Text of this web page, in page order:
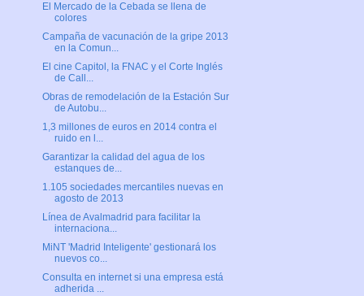
El Mercado de la Cebada se llena de
colores
Campaña de vacunación de la gripe 2013
en la Comun...
El cine Capitol, la FNAC y el Corte Inglés
de Call...
Obras de remodelación de la Estación Sur
de Autobu...
1,3 millones de euros en 2014 contra el
ruido en l...
Garantizar la calidad del agua de los
estanques de...
1.105 sociedades mercantiles nuevas en
agosto de 2013
Línea de Avalmadrid para facilitar la
internaciona...
MiNT 'Madrid Inteligente' gestionará los
nuevos co...
Consulta en internet si una empresa está
adherida ...